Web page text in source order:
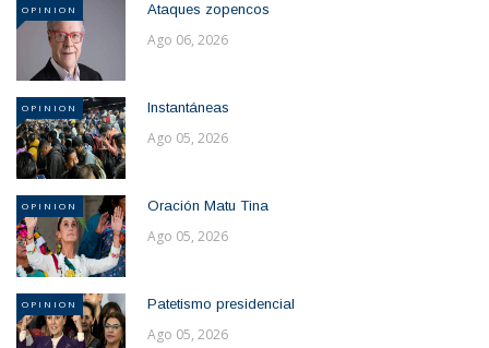
OPINION Ataques zopencos
Ago 06, 2026
OPINION Instantáneas
Ago 05, 2026
OPINION Oración Matu Tina
Ago 05, 2026
OPINION Patetismo presidencial
Ago 05, 2026